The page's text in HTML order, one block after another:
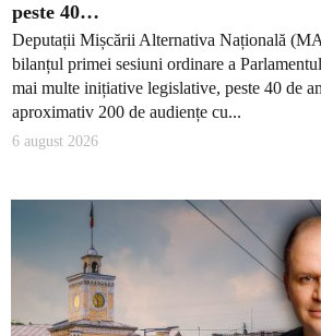
peste 40…
Deputații Mișcării Alternativa Națională
bilanțul primei sesiuni ordinare a
mai multe inițiative legislative, peste 40 de
aproximativ 200 de audiențe cu...
6 august 2026